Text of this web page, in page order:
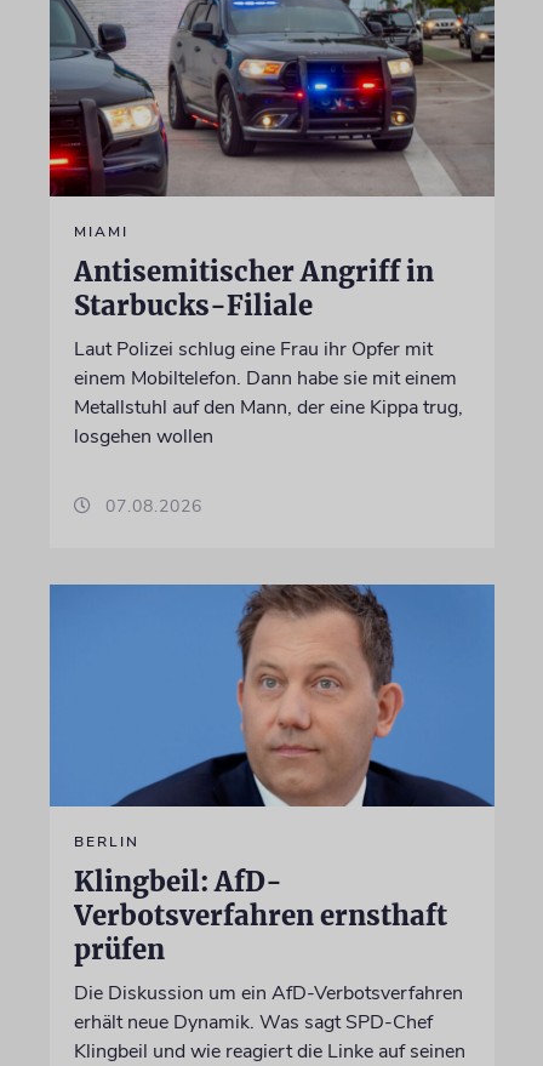
MIAMI
Antisemitischer Angriff in
Starbucks-Filiale
Laut Polizei schlug eine Frau ihr Opfer mit
einem Mobiltelefon. Dann habe sie mit einem
Metallstuhl auf den Mann, der eine Kippa trug,
losgehen wollen
07.08.2026
BERLIN
Klingbeil: AfD-
Verbotsverfahren ernsthaft
prüfen
Die Diskussion um ein AfD-Verbotsverfahren
erhält neue Dynamik. Was sagt SPD-Chef
Klingbeil und wie reagiert die Linke auf seinen